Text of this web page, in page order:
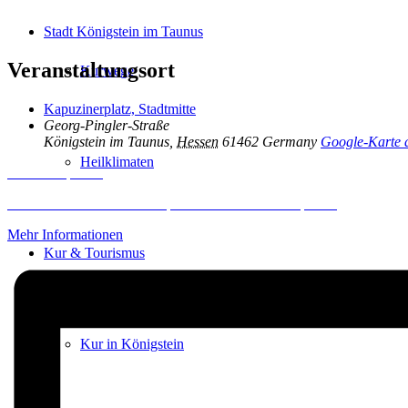
Kurwege
Heilklimaten
Kur & Tourismus
Kur in Königstein
Stadt Königstein im Taunus
Veranstaltungsort
Kapuzinerplatz, Stadtmitte
Georg-Pingler-Straße
Königstein im Taunus Hessen 61462 Germany Google-Karte
Inhalt entsperren
Mehr Informationen